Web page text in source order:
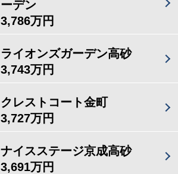
ーデン
3,786万円
ライオンズガーデン高砂
3,743万円
クレストコート金町
3,727万円
ナイスステージ京成高砂
3,691万円